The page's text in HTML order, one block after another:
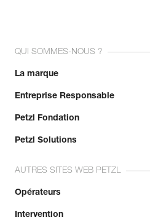
QUI SOMMES-NOUS ?
La marque
Entreprise Responsable
Petzl Fondation
Petzl Solutions
AUTRES SITES WEB PETZL
Opérateurs
Intervention